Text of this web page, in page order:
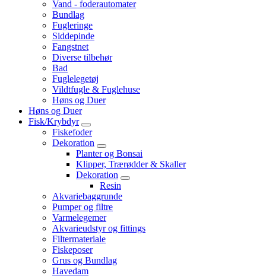
Vand - foderautomater
Bundlag
Fugleringe
Siddepinde
Fangstnet
Diverse tilbehør
Bad
Fuglelegetøj
Vildtfugle & Fuglehuse
Høns og Duer
Høns og Duer
Fisk/Krybdyr
Fiskefoder
Dekoration
Planter og Bonsai
Klipper, Trærødder & Skaller
Dekoration
Resin
Akvariebaggrunde
Pumper og filtre
Varmelegemer
Akvarieudstyr og fittings
Filtermateriale
Fiskeposer
Grus og Bundlag
Havedam